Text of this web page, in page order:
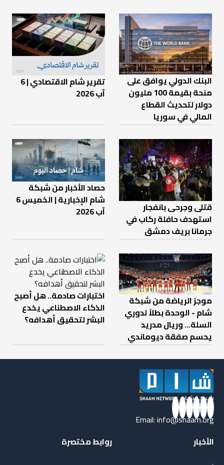
البنك الدولي يوافق على
منحة بقيمة 100 مليون
دولار لتحديث القطاع
المالي في سوريا
تقرير شام الاقتصادي | 6
آب 2026
قتلى وجرحى بانفجار
استهدف حافلة ركاب في
جرمانا بريف دمشق
حصاد الأخبار من شبكة
شام الإخبارية | الخميس 6
آب 2026
موجز الرياضة من شبكة
شام - الوحدة بطلاً لدوري
السلة... وريال مدريد
يحسم صفقة ديوماندي
اختبارات صادمة.. هل أصبح
الذكاء الاصطناعي يخدع
البشر لتحقيق أهدافه؟
Email:info@shaam.org
الأخبار
روابط مختصرة